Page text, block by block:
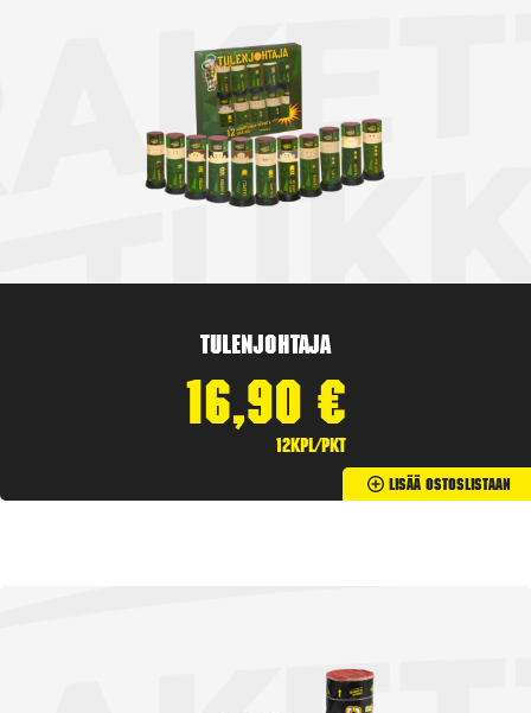
Tulenjohtaja
16,90 €
12kpl/pkt
Lisää Ostoslistaan